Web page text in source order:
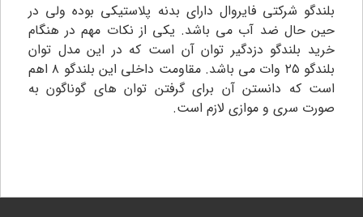
بلندگو شرکتی فایروال دارای بدنه پلاستیکی بوده ولی در
حین حال ضد آب می باشد. یکی از نکات مهم در هنگام
خرید بلندگو دزدگیر توان آن است که در این مدل توان
بلندگو ۲۵ وات می باشد. مقاومت داخلی این بلندگو ۸ اهم
است که دانستن آن برای گرفتن توان های گوناگون به
صورت سری و موازی لازم است.